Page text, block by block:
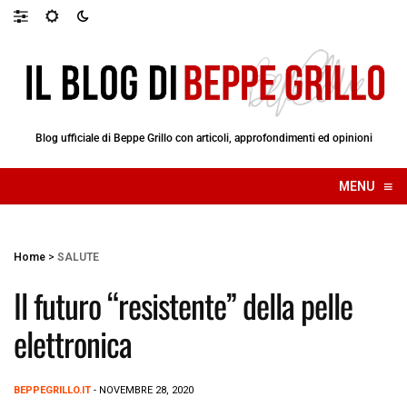
Blog ufficiale di Beppe Grillo con articoli, approfondimenti ed opinioni
MENU ≡
☰
Home > SALUTE
Il futuro “resistente” della pelle
elettronica
BEPPEGRILLO.IT - NOVEMBRE 28, 2020